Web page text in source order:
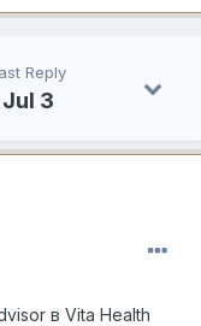
Reply
Jul 3
в Vita Health